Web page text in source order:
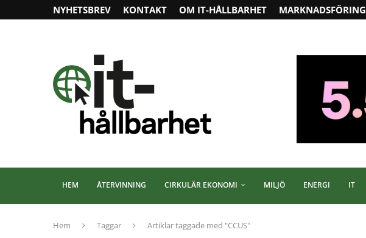
NYHETSBREV KONTAKT OM IT-HÅLLBARHET MARKNADSFÖRING
HEM ÅTERVINNING CIRKULÄR EKONOMI MILJÖ ENERGI IT
Hem Taggar Artiklar taggade med "CCUS"